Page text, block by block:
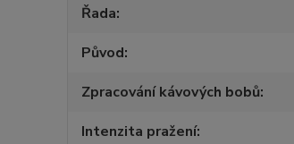
Řada
Původ
Zpracování kávových bobů
Intenzita pražení